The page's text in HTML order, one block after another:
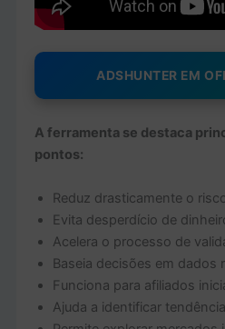
ADSHUNTER EM
A ferramenta se destaca
pontos:
Reduz drasticamente o
Evita desperdício de
Acelera o processo de
Baseia decisões em dados
Funciona para afiliados
Ajuda a identificar